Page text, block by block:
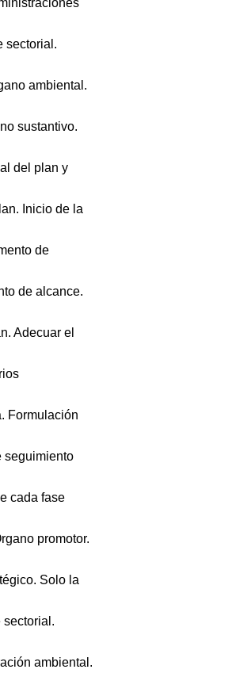
sectorial.
ambiental.
sustantivo.
del plan y
Inicio de la
de
de alcance.
Adecuar el
Formulación
seguimiento
cada fase
promotor.
Solo la
sectorial.
ambiental.